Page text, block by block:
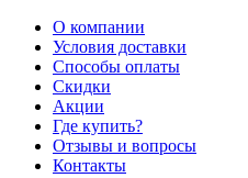
О компании
Условия доставки
Способы оплаты
Скидки
Акции
Где купить?
Отзывы и вопросы
Контакты